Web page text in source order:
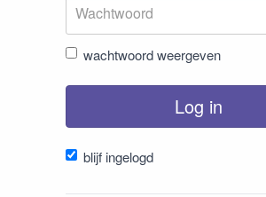
wachtwoord weergeven
Log in
blijf ingelogd